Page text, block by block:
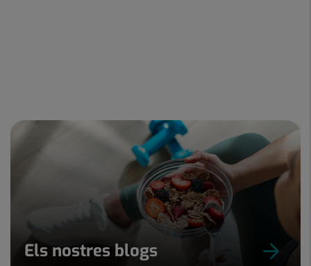
Els nostres blogs